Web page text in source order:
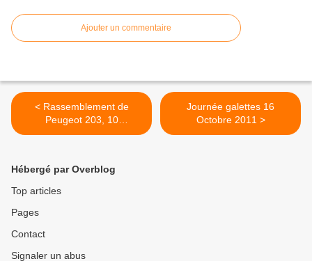
Ajouter un commentaire
< Rassemblement de
Peugeot 203, 10
Septembre 2011
Journée galettes 16
Octobre 2011 >
Hébergé par Overblog
Top articles
Pages
Contact
Signaler un abus